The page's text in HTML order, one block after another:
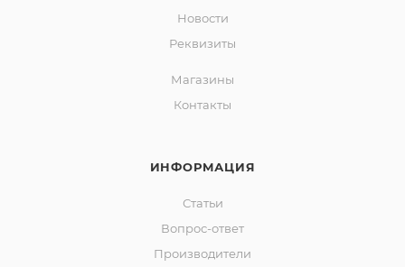
Новости
Реквизиты
Магазины
Контакты
ИНФОРМАЦИЯ
Статьи
Вопрос-ответ
Производители